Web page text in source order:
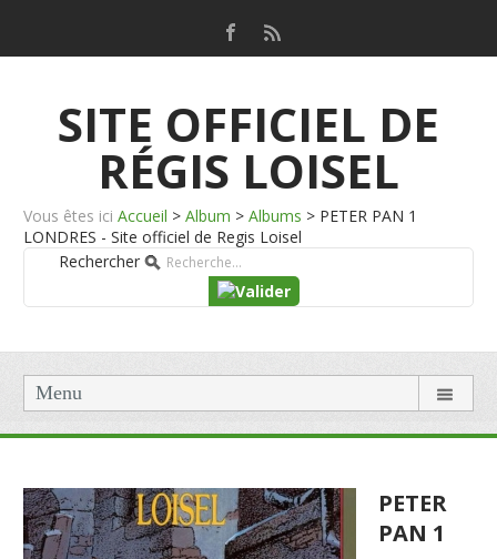
SITE OFFICIEL DE
RÉGIS LOISEL
Vous êtes ici Accueil > Album > Albums > PETER PAN 1
LONDRES - Site officiel de Regis Loisel
Rechercher
Menu
PETER
PAN 1